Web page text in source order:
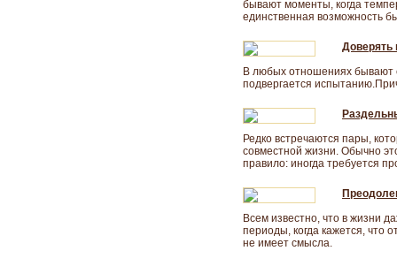
бывают моменты, когда
единственная возможность
Доверять
В любых отношениях бывают
подвергается
Редко встречаются пары,
совместной жизни. Обычно
правило: иногда требуется
Всем известно, что в жизни
периоды, когда кажется, что
не имеет смысла.